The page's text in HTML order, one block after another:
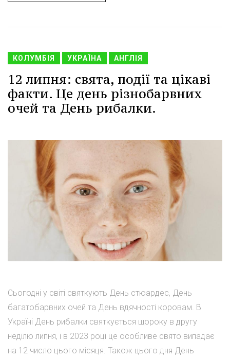
КОЛУМБІЯ УКРАЇНА АНГЛІЯ
12 липня: свята, події та цікаві
факти. Це день різнобарвних
очей та День рибалки.
Сьогодні у світі святкують День стюардес, День
багатобарвних очей та День вдячності коровам. В
Україні День рибалки святкується щороку в другу
неділю липня, і в 2023 році це особливе свято випадає
на 12 число цього місяця. Також цього дня День